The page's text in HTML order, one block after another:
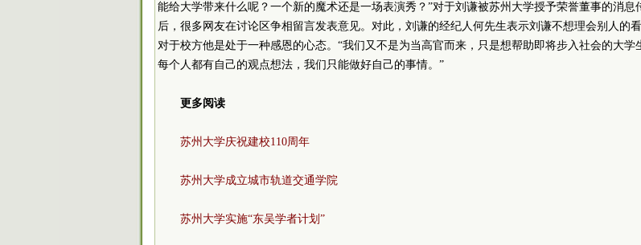
能给大学带来什么呢？一个新的魔术还是一场表演秀？”对于刘谦被苏州大学授予荣誉董事的消息
后，很多网友在讨论区争相留言发表意见。对此，刘谦的经纪人何先生表示刘谦不想理会别人的看
对于校方他是处于一种感恩的心态。“我们又不是为当高官而来，只是想帮助即将步入社会的大学
每个人都有自己的观点想法，我们只能做好自己的事情。”
更多阅读
苏州大学庆祝建校110周年
苏州大学成立城市轨道交通学院
苏州大学实施“东吴学者计划”